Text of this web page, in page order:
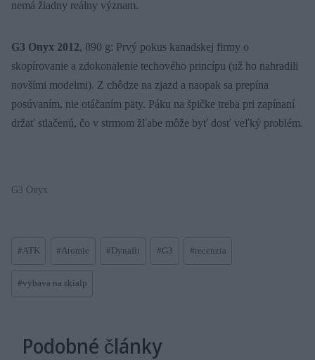
nemá žiadny reálny význam.
G3 Onyx 2012, 890 g: Prvý pokus kanadskej firmy o
skopírovanie a zdokonalenie techového princípu (už ho nahradili
novšími modelmi). Z chôdze na zjazd a naopak sa prepína
posúvaním, nie otáčaním päty. Páku na špičke treba pri zapínaní
držať stlačenú, čo v strmom žľabe môže byť dosť veľký problém.
G3 Onyx
#ATK #Atomic # Dynafit #G3 #recenzia
#výbava na skialp
Podobné články